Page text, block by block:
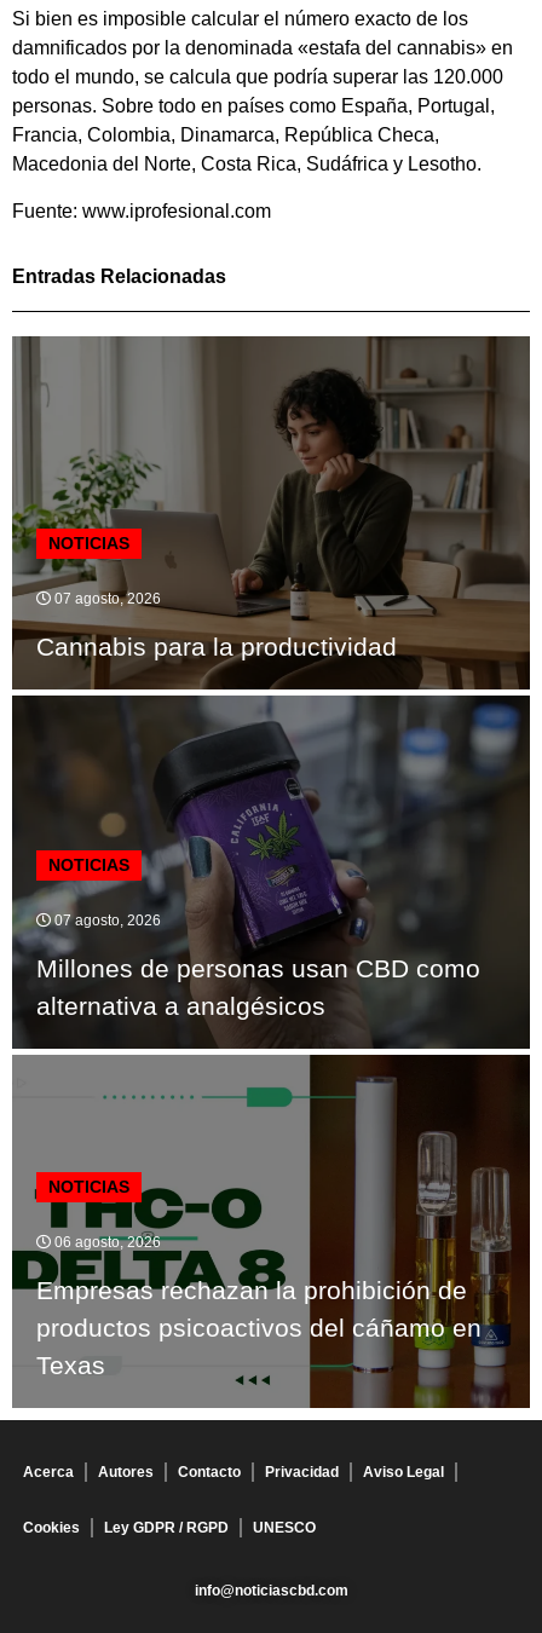
Si bien es imposible calcular el número exacto de los
damnificados por la denominada «estafa del cannabis» en
todo el mundo, se calcula que podría superar las 120.000
personas. Sobre todo en países como España, Portugal,
Francia, Colombia, Dinamarca, República Checa,
Macedonia del Norte, Costa Rica, Sudáfrica y Lesotho.
Fuente: www.iprofesional.com
Entradas Relacionadas
NOTICIAS
07 agosto, 2026
Cannabis para la productividad
NOTICIAS
07 agosto, 2026
Millones de personas usan CBD como
alternativa a analgésicos
NOTICIAS
06 agosto, 2026
Empresas rechazan la prohibición de
productos psicoactivos del cáñamo en
Texas
Acerca Autores Contacto Privacidad Aviso Legal
Cookies Ley GDPR / RGPD UNESCO
info@noticiascbd.com